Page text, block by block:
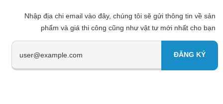
Nhập địa chi email vào đây, chúng tôi sẽ gửi thông tin về sản
phẩm và giá thi công cũng như vật tư mới nhất cho bạn